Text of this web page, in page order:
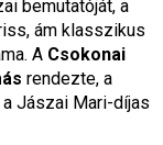
bemutatóját, a
ám klasszikus
A Csokonai
rendezte, a
Jászai Mari-díjas